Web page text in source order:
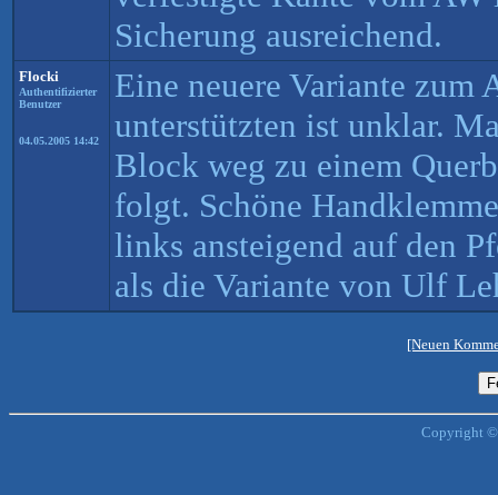
Sicherung ausreichend.
Flocki
Authentifizierter
Benutzer
04.05.2005 14:42
Eine neuere Variante zum
unterstützten ist unklar.
Block weg zu einem
folgt. Schöne
links ansteigend auf den
als die Variante von Ulf
[Neuen
Copyright ©